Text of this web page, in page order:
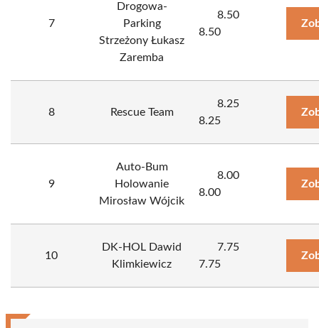
7
Drogowa-
Parking
Strzeżony Łukasz
Zaremba
8.50
8.50
8 Rescue Team
8.25
8.25
9
Auto-Bum
Holowanie
Mirosław Wójcik
8.00
8.00
10
DK-HOL Dawid
Klimkiewicz
7.75
7.75